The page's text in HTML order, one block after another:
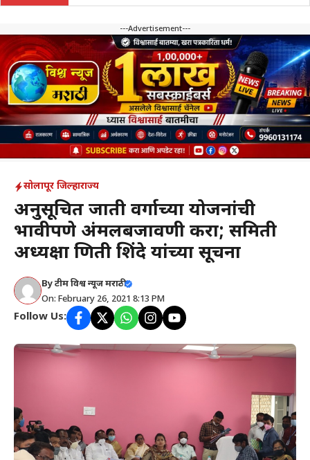
---Advertisement---
सोलापूर जिल्हाराज्य
अनुसूचित जाती प्रवर्गाच्या योजनांची
प्रभावीपणे अंमलबजावणी करा; समिती
अध्यक्षा प्रणिती शिंदे यांच्या सूचना
Byटीम विश्व न्यूज मराठी
On: February 26, 2021 8:13 PM
Follow Us: